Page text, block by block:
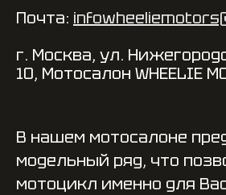
Почта:
г. Москва, ул.
10, Мотосалон WHEELIE
В нашем мотосалоне
модельный ряд, что
мотоцикл именно для